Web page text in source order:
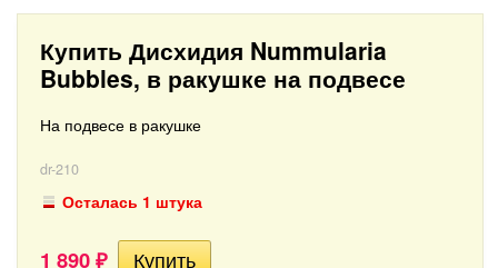
Купить Дисхидия Nummularia
Bubbles, в ракушке на подвесе
На подвесе в ракушке
dr-210
Осталась 1 штука
1 890 ₽